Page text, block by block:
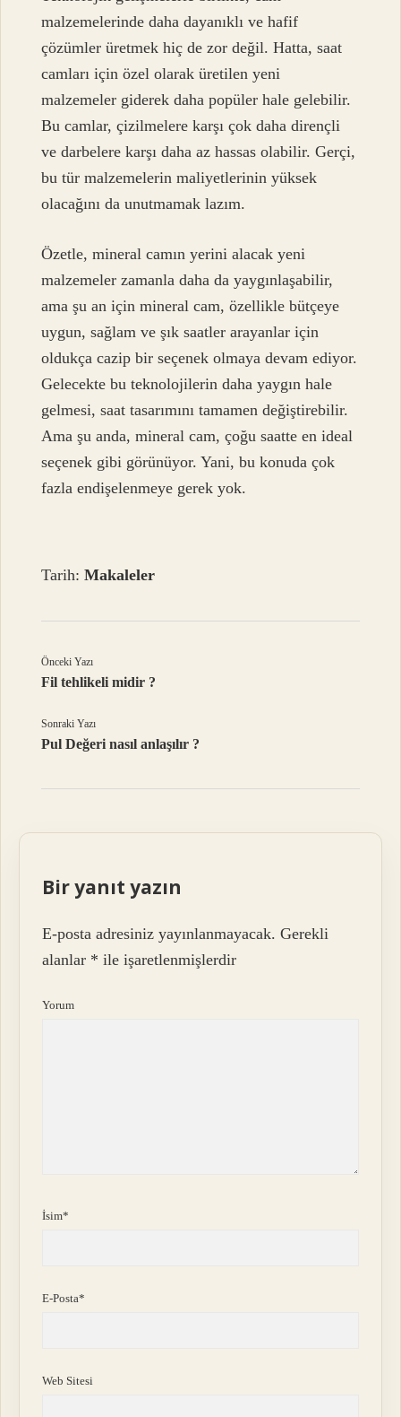
malzemelerinde daha dayanıklı ve hafif
çözümler üretmek hiç de zor değil. Hatta, saat
camları için özel olarak üretilen yeni
malzemeler giderek daha popüler hale gelebilir.
Bu camlar, çizilmelere karşı çok daha dirençli
ve darbelere karşı daha az hassas olabilir. Gerçi,
bu tür malzemelerin maliyetlerinin yüksek
olacağını da unutmamak lazım.
Özetle, mineral camın yerini alacak yeni
malzemeler zamanla daha da yaygınlaşabilir,
ama şu an için mineral cam, özellikle bütçeye
uygun, sağlam ve şık saatler arayanlar için
oldukça cazip bir seçenek olmaya devam ediyor.
Gelecekte bu teknolojilerin daha yaygın hale
gelmesi, saat tasarımını tamamen değiştirebilir.
Ama şu anda, mineral cam, çoğu saatte en ideal
seçenek gibi görünüyor. Yani, bu konuda çok
fazla endişelenmeye gerek yok.
Tarih:Makaleler
Önceki Yazı
Fil tehlikeli midir ?
Sonraki Yazı
Pul Değeri nasıl anlaşılır ?
Bir yanıt yazın
E-posta adresiniz yayınlanmayacak. Gerekli
alanlar * ile işaretlenmişlerdir
Yorum
İsim*
E-Posta*
Web Sitesi